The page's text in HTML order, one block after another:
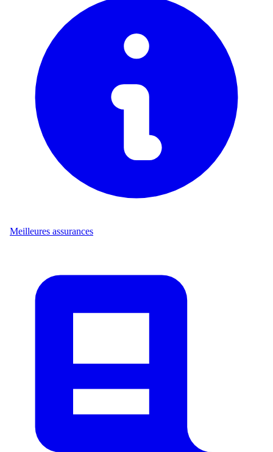
Meilleures assurances